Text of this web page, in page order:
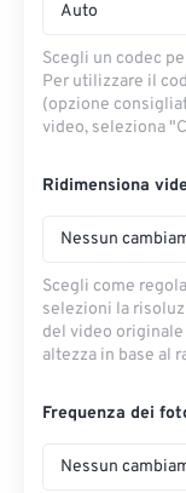
Auto
Scegli un codec
Per utilizzare il
(opzione
video, seleziona
Ridimensiona
Nessun
Scegli come
selezioni la
del video
altezza in base al
Frequenza dei
Nessun